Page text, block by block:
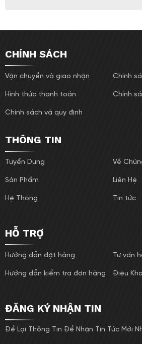
CHÍNH SÁCH
Vận chuyển và giao nhận Chính
Hình thức thanh toán Chính
Chính sách và quy định
THÔNG TIN
Tuyển Dụng Về
Sản Phẩm Liên Hệ
Hệ Thống Tin tức
HỖ TRỢ
Hướng dẫn đặt hàng Tư vấn
Hướng dẫn kiểm tra đơn hàng Điều
ĐĂNG KÝ NHẬN TIN
Để Lại Thông Tin Để Nhận Tin Tức Mới